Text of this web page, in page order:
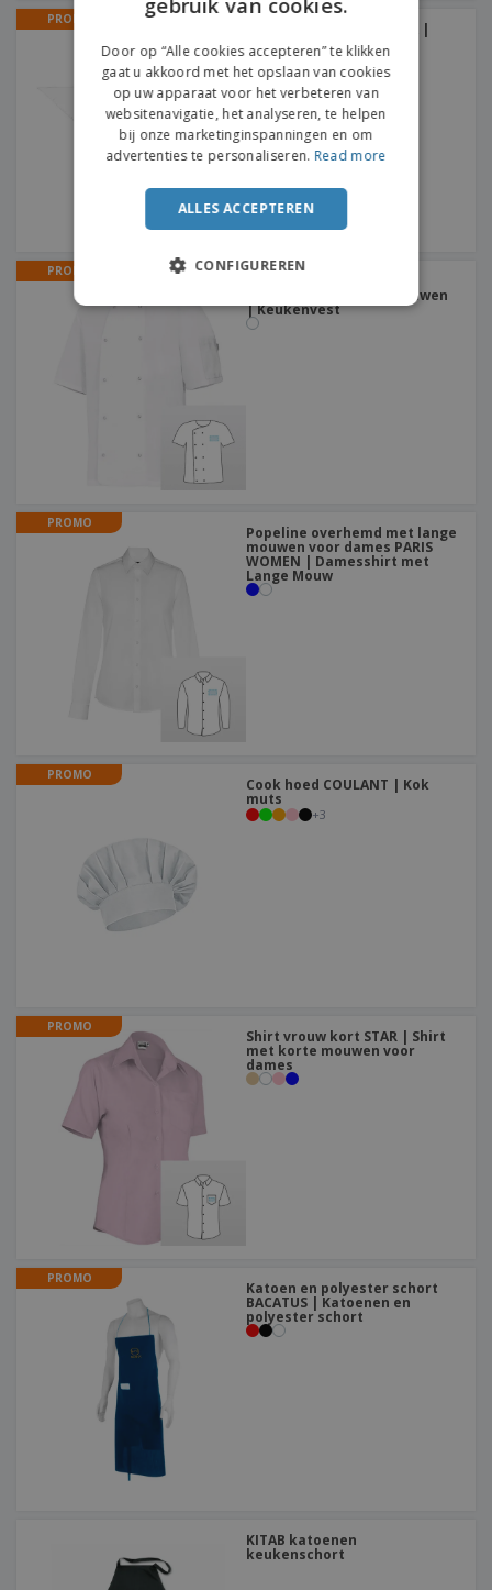
PROMO
Driehoekige sjaal FIESTA |
Chef-Kok Halsdoek
+3
PROMO
knoppen Short Chef mouwen
| Keukenvest
PROMO
Popeline overhemd met lange
mouwen voor dames PARIS
WOMEN | Damesshirt met
Lange Mouw
PROMO
Cook hoed COULANT | Kok
muts
+3
PROMO
Shirt vrouw kort STAR | Shirt
met korte mouwen voor
dames
PROMO
Katoen en polyester schort
BACATUS | Katoenen en
polyester schort
KITAB katoenen
keukenschort
DUTCH
PORTUGUESE
SPANISH
ITALIAN
Door op “Alle cookies accepteren” te klikken
gaat u akkoord met het opslaan van cookies
op uw apparaat voor het verbeteren van
websitenavigatie, het analyseren, te helpen
bij onze marketinginspanningen en om
advertenties te personaliseren. Read more
ALLES ACCEPTEREN
CONFIGUREREN